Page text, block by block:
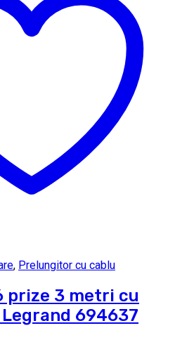
, Prelungitor cu cablu
prize 3 metri cu
694637